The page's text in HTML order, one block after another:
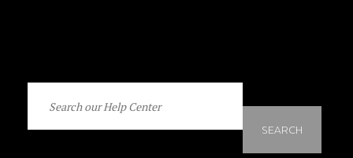
SEARCH